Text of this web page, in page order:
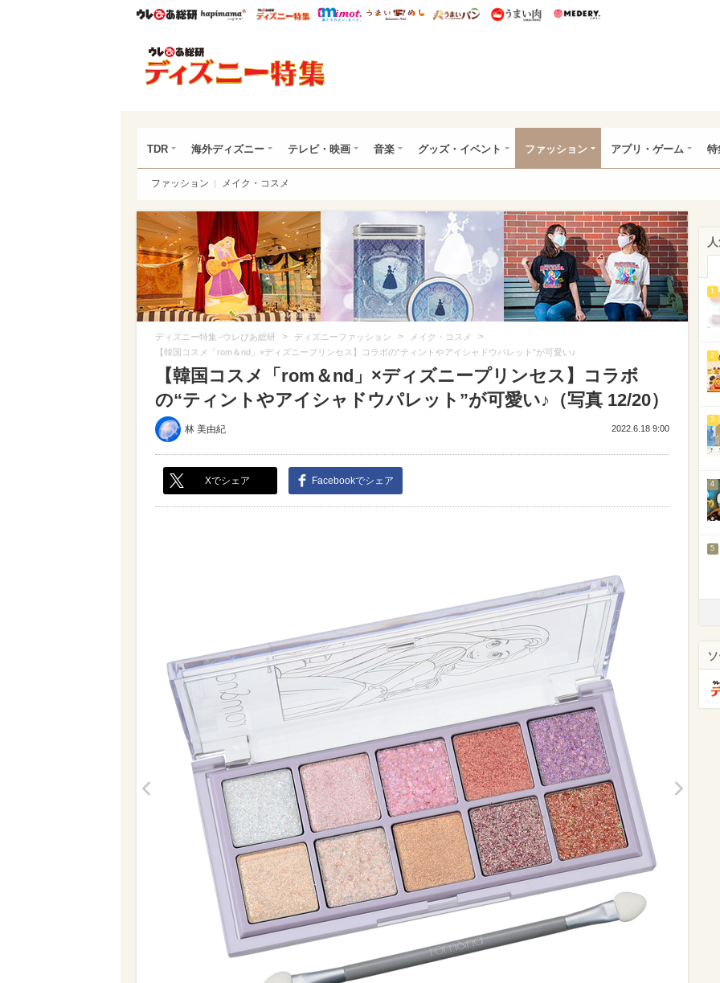
ウレぴあ総研ハピママ* ウレぴあ総研 ディズニー特集
mimot. うまいめし うまいパン うまい肉
TDR 海外ディズニー テレビ・映画 音楽 グッズ・イベント ファッション アプリ・ゲーム 特
ファッション メイク・コスメ
ディズニー特集 -ウレぴあ総研 > ディズニーファッション > メイク・コスメ >
【韓国コスメ「rom＆nd」×ディズニープリンセス】コラボの“ティントやアイシャドウパレット”が可愛い♪
【韓国コスメ「rom＆nd」×ディズニープリンセス】コラボ
の“ティントやアイシャドウパレット”が可愛い♪（写真 12/20）
林 美由紀 2022.6.18 9:00
Xでシェア Facebookでシェア
1
2
3
4
5